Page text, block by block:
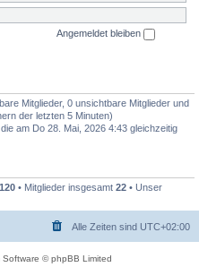
Angemeldet bleiben
Mitglieder, 0 unsichtbare Mitglieder und
der letzten 5 Minuten)
am Do 28. Mai, 2026 4:43 gleichzeitig
120 • Mitglieder insgesamt 22 • Unser
Alle Zeiten sind UTC+02:00
Software © phpBB Limited